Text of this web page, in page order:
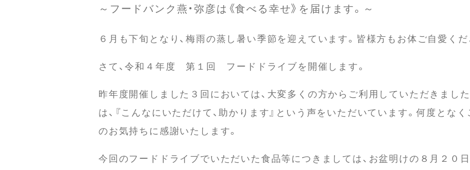
～フードバンク燕・弥彦は《食べる幸せ》を届けます。～
６月も下旬となり、梅雨の蒸し暑い季節を迎えています。皆様方もお体ご自愛くだ
さて、令和４年度 第１回 フードドライブを開催します。
昨年度開催しました３回においては、大変多くの方からご利用していただきまし
は、『こんなにいただけて、助かります』という声をいただいています。何度とな
のお気持ちに感謝いたします。
今回のフードドライブでいただいた食品等につきましては、お盆明けの８月２０日（